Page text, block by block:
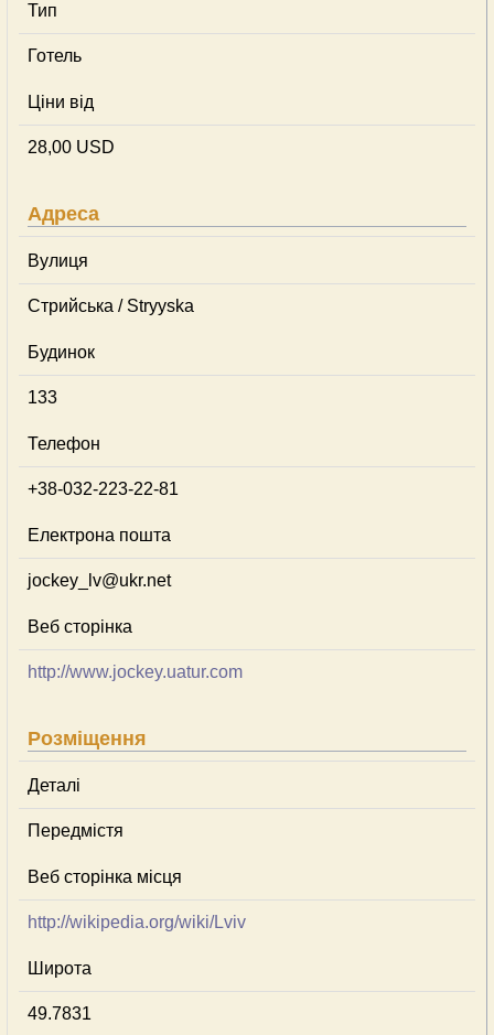
Тип
Готель
Ціни від
28,00 USD
Адреса
Вулиця
Стрийськa / Stryyska
Будинок
133
Телефон
+38-032-223-22-81
Електрона пошта
jockey_lv@ukr.net
Веб сторінка
http://www.jockey.uatur.com
Розміщення
Деталі
Передмістя
Веб сторінка місця
http://wikipedia.org/wiki/Lviv
Широта
49.7831